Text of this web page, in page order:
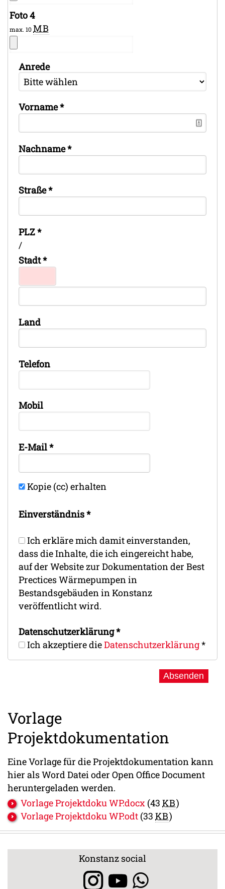
Foto 4
max. 10MB
Anrede
Vorname*
Nachname*
Straße*
PLZ*
/
Stadt*
Land
Telefon
Mobil
E-Mail*
Kopie (cc) erhalten
Einverständnis*
Ich erkläre mich damit einverstanden,
dass die Inhalte, die ich eingereicht habe,
auf der Website zur Dokumentation der Best
Prectices Wärmepumpen in
Bestandsgebäuden in Konstanz
veröffentlicht wird.
Datenschutz­erklärung*
Ich akzeptiere dieDatenschutz­erklärung*
Vorlage
Projektdokumentation
Eine Vorlage für die Projektdokumentation kann
hier als Word Datei oder Open Office Document
heruntergeladen werden.
Vorlage Projektdoku WP.docx (43 KB)
Vorlage Projektdoku WP.odt (33 KB)
Konstanz social